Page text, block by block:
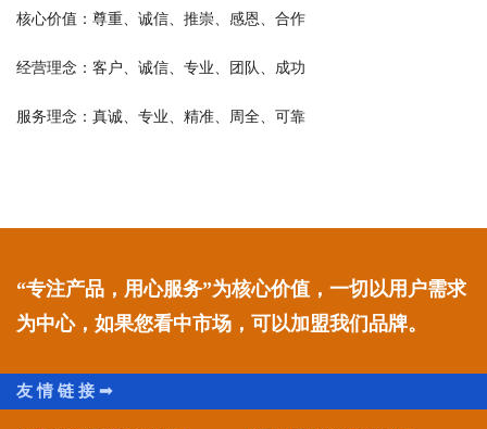
核心价值：尊重、诚信、推崇、感恩、合作
经营理念：客户、诚信、专业、团队、成功
服务理念：真诚、专业、精准、周全、可靠
“专注产品，用心服务”为核心价值，一切以用户需求
为中心，如果您看中市场，可以加盟我们品牌。